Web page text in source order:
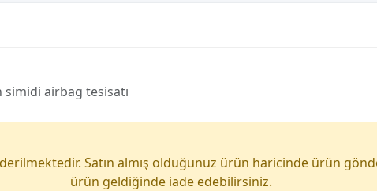
airbag tesisatı
Satın almış olduğunuz ürün haricinde ürün
ürün geldiğinde iade edebilirsiniz.